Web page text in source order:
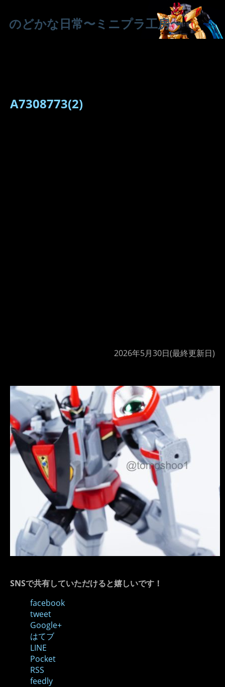
のどかな日常〜ミニプラ工房〜
A7308773(2)
2026年5月30日(最終更新日)
SNSで共有していただけると嬉しいです！
facebook
tweet
Google+
はてブ
LINE
Pocket
RSS
feedly